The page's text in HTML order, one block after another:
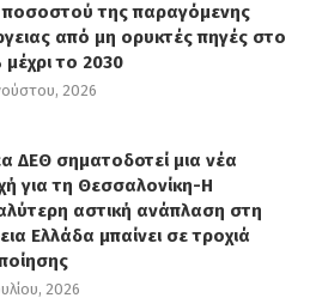
της παραγόμενης
από μη ορυκτές πηγές στο
μέχρι το 2030
2026
ΔΕΘ σηματοδοτεί μια νέα
για τη Θεσσαλονίκη-Η
αστική ανάπλαση στη
Ελλάδα μπαίνει σε τροχιά
2026